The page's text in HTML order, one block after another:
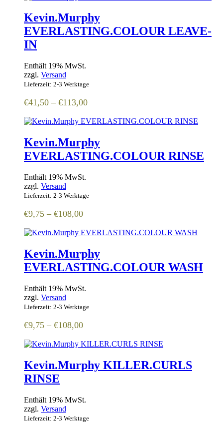
Kevin.Murphy
EVERLASTING.COLOUR LEAVE-
IN
€41,50 – €113,00Preisspanne:
bis
Enthält 19% MwSt.
zzgl. Versand
Lieferzeit: 2-3 Werktage
Kevin.Murphy
EVERLASTING.COLOUR RINSE
€9,75 – €108,00Preisspanne:
bis
Enthält 19% MwSt.
zzgl. Versand
Lieferzeit: 2-3 Werktage
Kevin.Murphy
EVERLASTING.COLOUR WASH
€9,75 – €108,00Preisspanne:
bis
Enthält 19% MwSt.
zzgl. Versand
Lieferzeit: 2-3 Werktage
Kevin.Murphy KILLER.CURLS
RINSE
Enthält 19% MwSt.
zzgl. Versand
Lieferzeit: 2-3 Werktage